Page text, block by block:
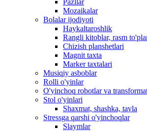
Pazllar
Mozaikalar
Bolalar ijodiyoti
Haykaltaroshlik
Rangli kitoblar, rasm
Chizish planshetlari
Magnit taxta
Marker taxtalari
Musiqiy asboblar
Rolli o'yinlar
O'yinchoq robotlar va
Stol o'yinlari
Shaxmat, shashka, tavla
Stressga qarshi o'yinchoqlar
Slaymlar